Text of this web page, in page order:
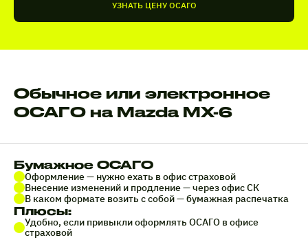
УЗНАТЬ ЦЕНУ ОСАГО
Обычное или электронное
ОСАГО на Mazda MX-6
Бумажное ОСАГО
Оформление — нужно ехать в офис страховой
Внесение изменений и продление — через офис СК
В каком формате возить с собой — бумажная распечатка
Плюсы:
Удобно, если привыкли оформлять ОСАГО в офисе
страховой